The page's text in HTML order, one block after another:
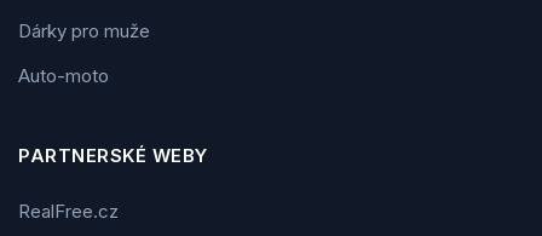
Dárky pro muže
Auto-moto
PARTNERSKÉ WEBY
RealFree.cz